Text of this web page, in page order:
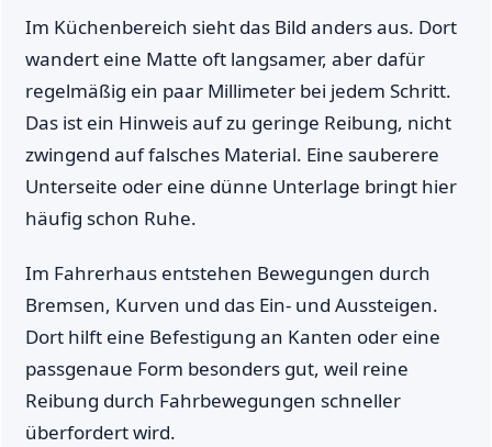
Im Küchenbereich sieht das Bild anders aus. Dort
wandert eine Matte oft langsamer, aber dafür
regelmäßig ein paar Millimeter bei jedem Schritt.
Das ist ein Hinweis auf zu geringe Reibung, nicht
zwingend auf falsches Material. Eine sauberere
Unterseite oder eine dünne Unterlage bringt hier
häufig schon Ruhe.
Im Fahrerhaus entstehen Bewegungen durch
Bremsen, Kurven und das Ein- und Aussteigen.
Dort hilft eine Befestigung an Kanten oder eine
passgenaue Form besonders gut, weil reine
Reibung durch Fahrbewegungen schneller
überfordert wird.